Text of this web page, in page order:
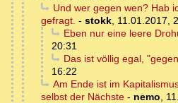
Und wer gegen wen? Hab
gefragt. - stokk, 11.01.2017,
Eben nur eine leere
20:31
Das ist völlig egal,
16:22
Am Ende ist im
selbst der Nächste - nemo,